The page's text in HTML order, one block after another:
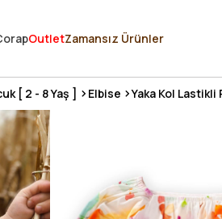
ÜRÜN
OutletZamansız Ürünler
[ 2 - 8 Yaş ] Elbise Yaka Kol